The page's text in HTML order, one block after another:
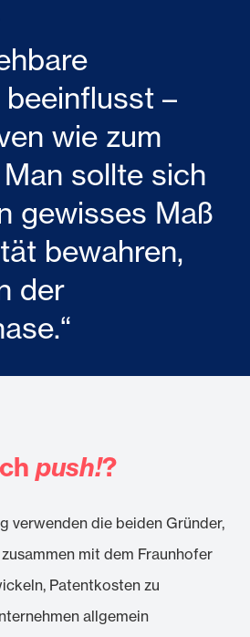
–
wie zum
sollte sich
gewisses Maß
bewahren,
der
push!?
verwenden die beiden Gründer,
mit dem Fraunhofer
Patentkosten zu
allgemein